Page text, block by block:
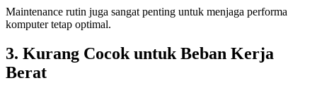
Maintenance rutin juga sangat penting untuk menjaga performa
komputer tetap optimal.
3. Kurang Cocok untuk Beban Kerja
Berat